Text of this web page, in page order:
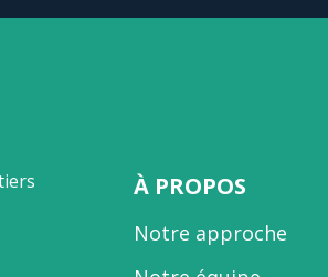
À PROPOS
Notre approche